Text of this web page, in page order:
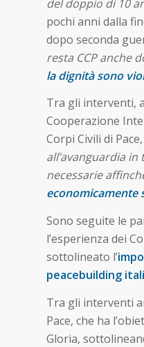
del doppio di 10
pochi anni dalla
dopo seconda
resta CCP anche
la dignità sono
Tra gli interventi,
Cooperazione
Corpi Civili di
all’avanguardia
necessarie
economicamente
Sono seguite le
l’esperienza dei
sottolineato l’
peacebuilding
Tra gli interventi
Pace, che ha
Gloria,